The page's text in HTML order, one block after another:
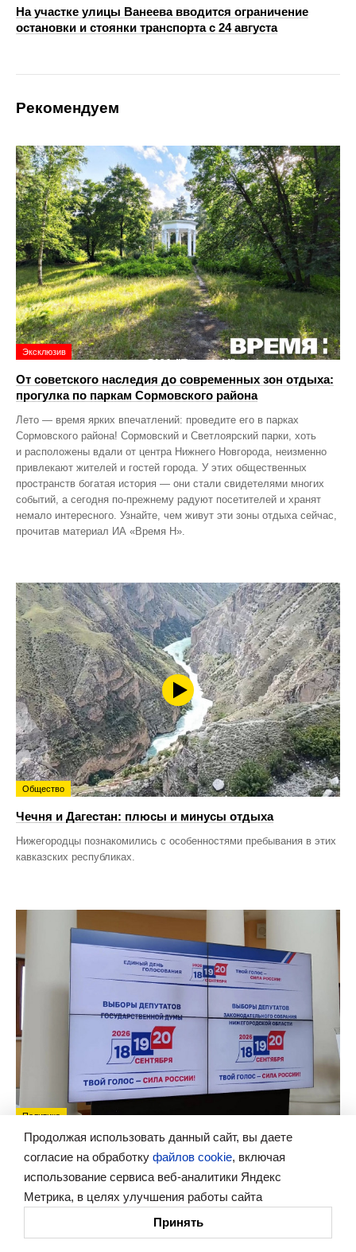
На участке улицы Ванеева вводится ограничение
остановки и стоянки транспорта с 24 августа
Рекомендуем
Эксклюзив
От советского наследия до современных зон отдыха:
прогулка по паркам Сормовского района
Лето — время ярких впечатлений: проведите его в парках
Сормовского района! Сормовский и Светлоярский парки, хоть
и расположены вдали от центра Нижнего Новгорода, неизменно
привлекают жителей и гостей города. У этих общественных
пространств богатая история — они стали свидетелями многих
событий, а сегодня по‑прежнему радуют посетителей и хранят
немало интересного. Узнайте, чем живут эти зоны отдыха сейчас,
прочитав материал ИА «Время Н».
Общество
Чечня и Дагестан: плюсы и минусы отдыха
Нижегородцы познакомились с особенностями пребывания в этих
кавказских республиках.
Политика
Представителям нижегородских СМИ рассказали
об особенностях подготовки выборов 2026 года
Специалисты ответили на актуальные вопросы, касающиеся
деятельности СМИ в период предвыборной кампании.
Продолжая использовать данный сайт, вы даете
согласие на обработку файлов cookie, включая
использование сервиса веб-аналитики Яндекс
Метрика, в целях улучшения работы сайта
Принять